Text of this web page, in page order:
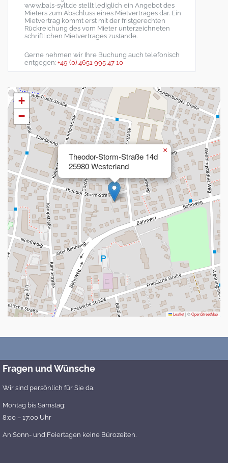
www.bals-sylt.de stellt lediglich ein Angebot des
Mieters zum Abschluss eines Mietvertrages dar. Ein
Mietvertrag kommt erst mit der fristgerechten
Rückreichung des vom Mieter unterzeichneten
schriftlichen Mietvertrages zustande.
Gerne nehmen wir Ihre Buchung auch telefonisch
entgegen: +49 (0) 4651 995 47 10
Theodor-Storm-Straße 14d
25980 Westerland
×
+
−
Leaflet|©OpenStreetMap
Fragen und Wünsche
Wir sind persönlich für Sie da.
Montag bis Samstag:
8:00 – 17:00 Uhr
An Sonn- und Feiertagen keine Bürozeiten.